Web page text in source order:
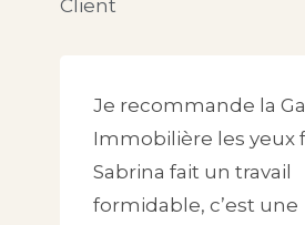
Je recommande la
Immobilière les yeux
Sabrina fait un travail
formidable, c’est une